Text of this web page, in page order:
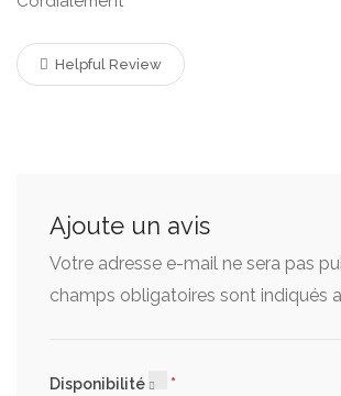
Helpful Review
Ajoute un avis
Votre adresse e-mail ne sera pas
champs obligatoires sont indiqués
Disponibilité